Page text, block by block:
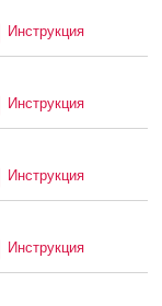
Инструкция
Инструкция
Инструкция
Инструкция